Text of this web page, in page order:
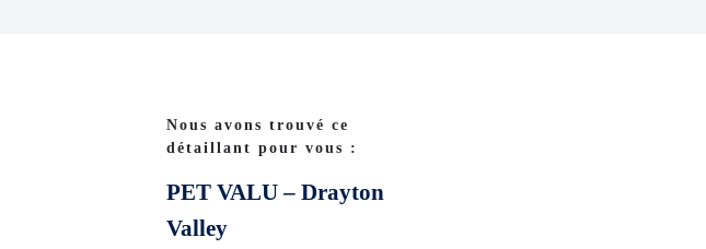
Nous avons trouvé ce
détaillant pour vous :
PET VALU – Drayton
Valley